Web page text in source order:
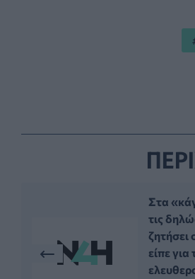
Στα
τις
ζητήσει
είπε για